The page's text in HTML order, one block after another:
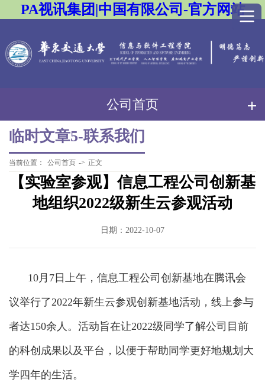
PA视讯集团|中国有限公司-官方网站
公司首页
临时文章5-联系我们
当前位置： 公司首页 -> 正文
【实验室参观】信息工程公司创新基
地组织2022级新生云参观活动
日期：2022-10-07
10月7日上午，信息工程公司创新基地在腾讯会
议举行了2022年新生云参观创新基地活动，线上参与
者达150余人。活动旨在让2022级同学了解公司目前
的科创成果以及平台，以便于帮助同学更好地规划大
学四年的生活。